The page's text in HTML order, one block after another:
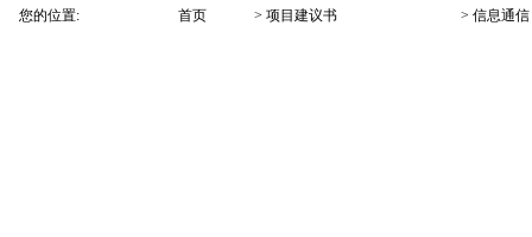
您的位置: 首页 > 项目建议书 > 信息通信